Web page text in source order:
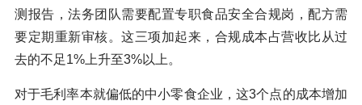
测报告，法务团队需要配置专职食品安全合规岗，配方需
要定期重新审核。这三项加起来，合规成本占营收比从过
去的不足1%上升至3%以上。
对于毛利率本就偏低的中小零食企业，这3个点的成本增加